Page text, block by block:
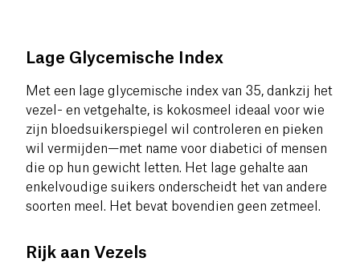
Lage Glycemische Index
Met een lage glycemische index van 35, dankzij het
vezel- en vetgehalte, is kokosmeel ideaal voor wie
zijn bloedsuikerspiegel wil controleren en pieken
wil vermijden—met name voor diabetici of mensen
die op hun gewicht letten. Het lage gehalte aan
enkelvoudige suikers onderscheidt het van andere
soorten meel. Het bevat bovendien geen zetmeel.
Rijk aan Vezels